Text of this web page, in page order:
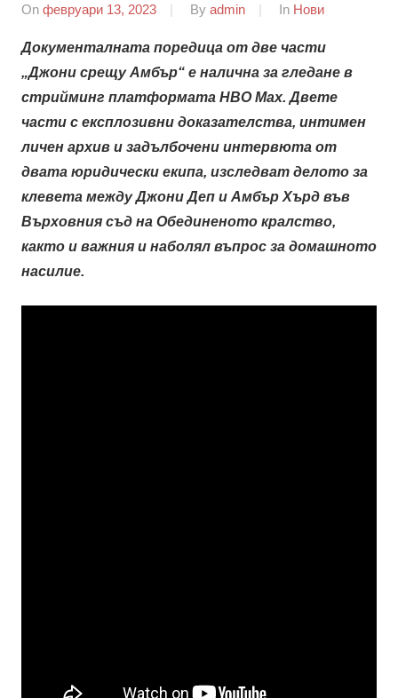
On февруари 13, 2023 By admin In Нови
Документалната поредица от две части
„Джони срещу Амбър“ е налична за гледане в
стрийминг платформата HBO Max. Двете
части с експлозивни доказателства, интимен
личен архив и задълбочени интервюта от
двата юридически екипа, изследват делото за
клевета между Джони Деп и Амбър Хърд във
Върховния съд на Обединеното кралство,
както и важния и наболял въпрос за домашното
насилие.